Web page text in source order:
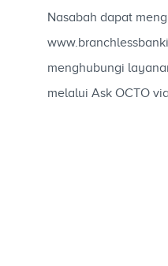
Nasabah dapat
menghubungi
melalui Ask OCTO